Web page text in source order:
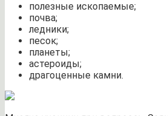
полезные ископаемые;
почва;
ледники;
песок;
планеты;
астероиды;
драгоценные камни.